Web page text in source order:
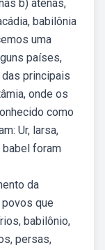
b) atenas,
babilônia
uma
países,
principais
onde os
como
Ur, larsa,
babel foram
da
que
babilônio,
persas,